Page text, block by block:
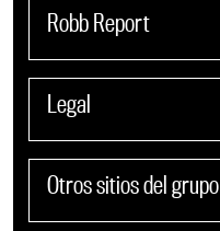
Robb Report
Legal
Otros sitios del grupo